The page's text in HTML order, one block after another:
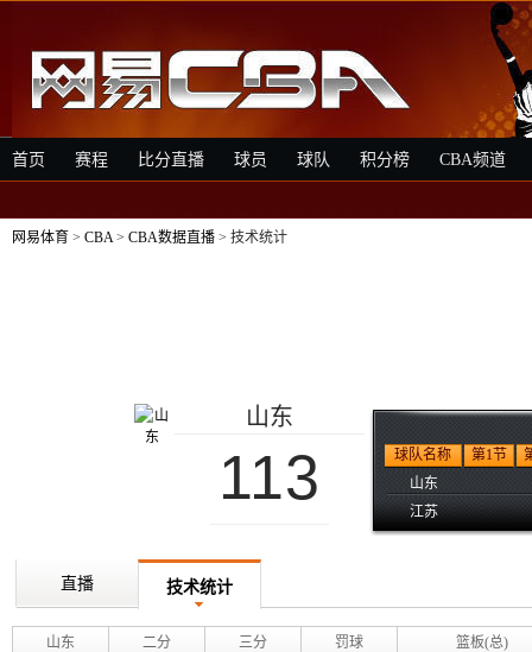
首页 赛程 比分直播 球员 球队 积分榜 CBA频道
网易体育 > CBA> CBA数据直播 > 技术统计
山东
113 球队名称 第1节
山东
江苏
直播 技术统计
山东 二分 三分 罚球
篮板(总)